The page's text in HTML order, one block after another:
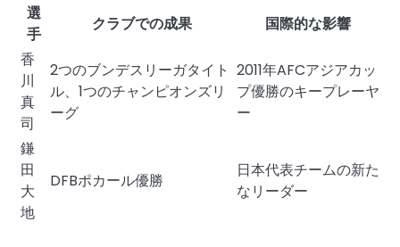
選
手
クラブでの成果
国際的な影響
香
川
真
司
2つのブンデスリーガタイト
ル、1つのチャンピオンズリ
ーグ
2011年AFCアジアカッ
プ優勝のキープレーヤ
ー
鎌
田
大
地
DFBポカール優勝
日本代表チームの新た
なリーダー